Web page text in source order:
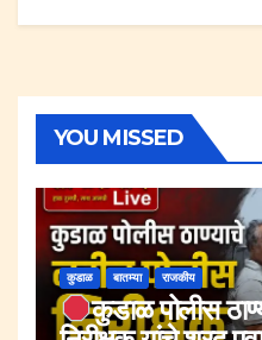
YOU MISSED
कुडाळ बातम्या राजकीय
कुडाळ पोलीस